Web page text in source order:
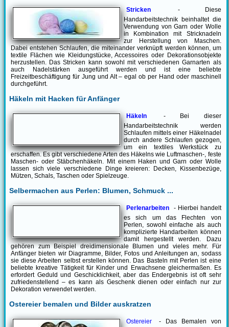
Stricken
- Diese
Handarbeitstechnik beinhaltet die
Verwendung von Garn oder Wolle
in Kombination mit Stricknadeln
zur Herstellung von Maschen.
Dabei entstehen Schlaufen, die miteinander verknüpft werden können, um
textile Flächen wie Kleidungstücke, Accessoires oder Dekorationsobjekte
herzustellen. Das Stricken kann sowohl mit verschiedenen Garnarten als
auch Nadelstärken ausgeführt werden und ist eine beliebte
Freizeitbeschäftigung für Jung und Alt – egal ob per Hand oder maschinell
durchgeführt.
Häkeln mit Hacken für Anfänger
Häkeln
- Bei dieser
Handarbeitstechnik werden
Schlaufen mittels einer Häkelnadel
durch andere Schlaufen gezogen,
um ein textiles Werkstück zu
erschaffen. Es gibt verschiedene Arten des Häkelns wie Luftmaschen-, feste
Maschen- oder Stäbchenhäkeln. Mit einem Haken und Garn oder Wolle
lassen sich viele verschiedene Dinge kreieren: Decken, Kissenbezüge,
Mützen, Schals, Taschen oder Spielzeuge.
Selbermachen aus Perlen: Blumen, Schmuck ...
Perlenarbeiten
- Hierbei handelt
es sich um das Flechten von
Perlen, sowohl einfache als auch
komplizierte Handarbeiten können
damit hergestellt werden. Dazu
gehören zum Beispiel dreidimensionale Blumen und vieles mehr. Für
Anfänger bieten wir Diagramme, Bilder, Fotos und Anleitungen an, sodass
sie diese Arbeiten selbst erstellen können. Das Basteln mit Perlen ist eine
beliebte kreative Tätigkeit für Kinder und Erwachsene gleichermaßen. Es
erfordert Geduld und Geschicklichkeit, aber das Endergebnis ist oft sehr
zufriedenstellend – es kann als Geschenk dienen oder einfach nur zur
Dekoration verwendet werden.
Ostereier bemalen und Bilder auskratzen
Ostereier
- Das Bemalen von